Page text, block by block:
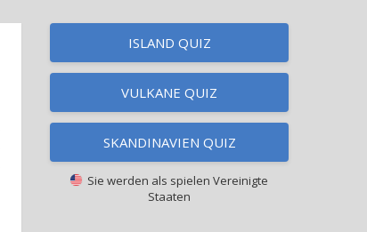
ISLAND QUIZ
VULKANE QUIZ
SKANDINAVIEN QUIZ
Sie werden als spielen Vereinigte
Staaten